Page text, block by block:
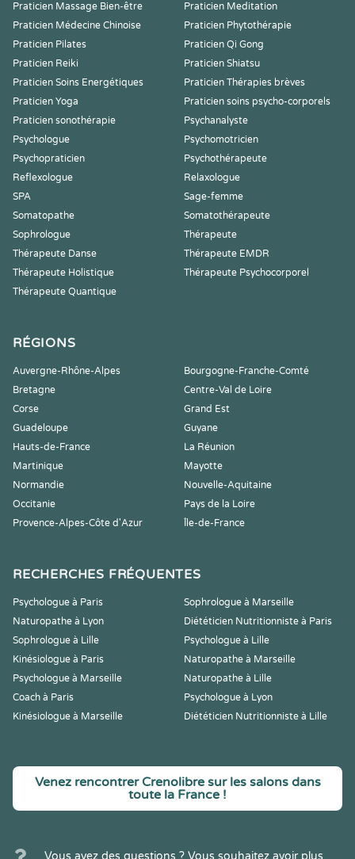
Praticien Massage Bien-être
Praticien Meditation
Praticien Médecine Chinoise
Praticien Phytothérapie
Praticien Pilates
Praticien Qi Gong
Praticien Reiki
Praticien Shiatsu
Praticien Soins Energétiques
Praticien Thérapies brèves
Praticien Yoga
Praticien soins psycho-corporels
Praticien sonothérapie
Psychanalyste
Psychologue
Psychomotricien
Psychopraticien
Psychothérapeute
Reflexologue
Relaxologue
SPA
Sage-femme
Somatopathe
Somatothérapeute
Sophrologue
Thérapeute
Thérapeute Danse
Thérapeute EMDR
Thérapeute Holistique
Thérapeute Psychocorporel
Thérapeute Quantique
RÉGIONS
Auvergne-Rhône-Alpes
Bourgogne-Franche-Comté
Bretagne
Centre-Val de Loire
Corse
Grand Est
Guadeloupe
Guyane
Hauts-de-France
La Réunion
Martinique
Mayotte
Normandie
Nouvelle-Aquitaine
Occitanie
Pays de la Loire
Provence-Alpes-Côte d'Azur
Île-de-France
RECHERCHES FRÉQUENTES
Psychologue à Paris
Sophrologue à Marseille
Naturopathe à Lyon
Diététicien Nutritionniste à Paris
Sophrologue à Lille
Psychologue à Lille
Kinésiologue à Paris
Naturopathe à Marseille
Psychologue à Marseille
Naturopathe à Lille
Coach à Paris
Psychologue à Lyon
Kinésiologue à Marseille
Diététicien Nutritionniste à Lille
Venez rencontrer Crenolibre sur les salons dans
toute la France !
Vous avez des questions ? Vous souhaitez avoir plus